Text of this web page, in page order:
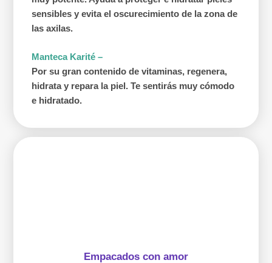
sensibles y evita el oscurecimiento de la zona de
las axilas.
Manteca Karité –
Por su gran contenido de vitaminas, regenera,
hidrata y repara la piel. Te sentirás muy cómodo
e hidratado.
Empacados con amor